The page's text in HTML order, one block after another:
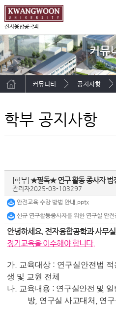
전자융합공학과
커뮤
커뮤니티 공지사항
학부 공지사항
[학부] ★필독★ 연구 활동 종사자 법
관리자2025-03-103297
안전교육 수강 방법 안내.pptx
신규 연구활동종사자를 위한 연구실 안
안녕하세요. 전자융합공학과 사무
정기교육을 이수해야 합니다.
가. 교육대상 : 연구실안전법
생 및 교원 전체
나. 교육내용 : 연구실안전 및 일
방, 연구실 사고대처 연구